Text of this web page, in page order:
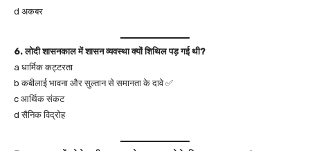
d अकबर
6. लोदी शासनकाल में शासन व्यवस्था क्यों शिथिल पड़ गई थी?
a धार्मिक कट्टरता
b कबीलाई भावना और सुल्तान से समानता के दावे ✅
c आर्थिक संकट
d सैनिक विद्रोह